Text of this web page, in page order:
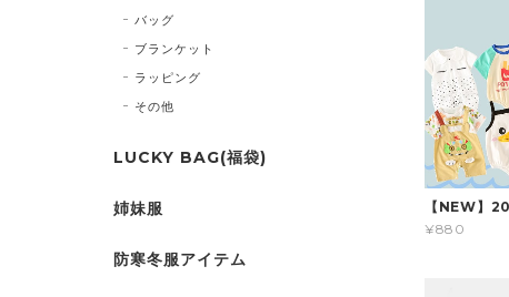
【NEW】
¥880
バッグ
ブランケット
ラッピング
その他
LUCKY BAG(福袋)
姉妹服
防寒冬服アイテム